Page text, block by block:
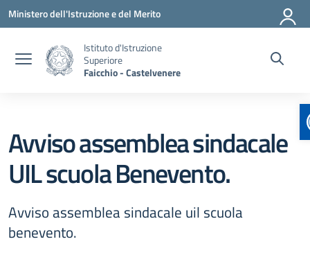
Vai ai contenuti
Vai al menu di navigazione
Vai al footer
Ministero dell'Istruzione e del Merito
Istituto d'Istruzione
Superiore
Faicchio - Castelvenere
Avviso assemblea sindacale
UIL scuola Benevento.
Avviso assemblea sindacale uil scuola
benevento.